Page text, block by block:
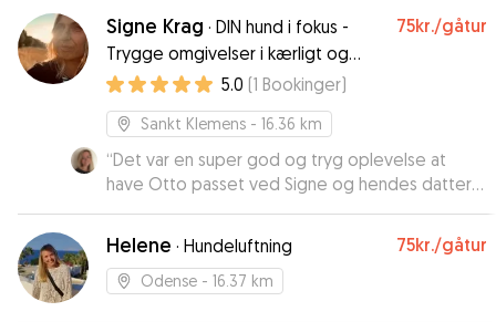
Signe Krag · DIN hund i fokus -
Trygge omgivelser i kærligt og
roligt hjem.
75kr./gåtur
5.0 (1 Bookinger)
Sankt Klemens - 16.36 km
“Det var en super god og tryg oplevelse at
have Otto passet ved Signe og hendes datter
Ida. Vi fik billeder undervejs og han er
simpelthen bare blevet passet godt på. Mange
tak for det Signe!”
Helene · Hundeluftning 75kr./gåtur
Odense - 16.37 km